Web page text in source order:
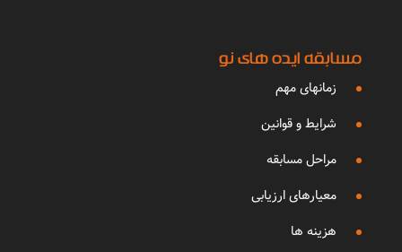
مسابقه ایده های نو
زمانهای مهم
شرایط و قوانین
مراحل مسابقه
معیارهای ارزیابی
هزینه ها